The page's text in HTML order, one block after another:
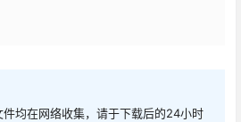
均在网络收集，请于下载后的24小时